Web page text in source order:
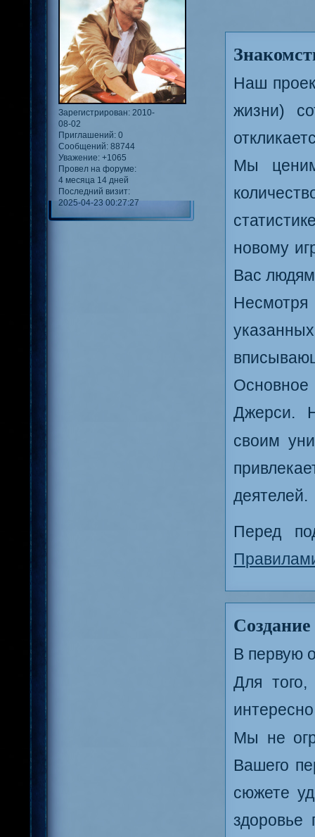
Зарегистрирован: 2010-
08-02
Приглашений: 0
Сообщений: 88744
Уважение: +1065
Провел на форуме:
4 месяца 14 дней
Последний визит:
2025-04-23 00:27:27
Наш
жизни)
Мы
новому
Вас
Основное
Джерси.
своим
деятелей.
Перед
В первую
Для
Мы не
Вашего
сюжете